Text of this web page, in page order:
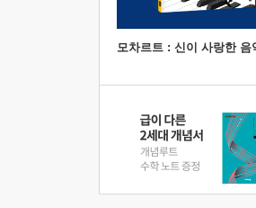
모차르트 : 신이 사랑한 음